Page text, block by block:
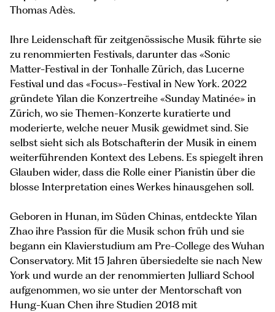
Thomas Adès.
Ihre Leidenschaft für zeitgenössische Musik führte sie
zu renommierten Festivals, darunter das «Sonic
Matter-Festival in der Tonhalle Zürich, das Lucerne
Festival und das «Focus»-Festival in New York. 2022
gründete Yilan die Konzertreihe «Sunday Matinée» in
Zürich, wo sie Themen-Konzerte kuratierte und
moderierte, welche neuer Musik gewidmet sind. Sie
selbst sieht sich als Botschafterin der Musik in einem
weiterführenden Kontext des Lebens. Es spiegelt ihren
Glauben wider, dass die Rolle einer Pianistin über die
blosse Interpretation eines Werkes hinausgehen soll.
Geboren in Hunan, im Süden Chinas, entdeckte Yilan
Zhao ihre Passion für die Musik schon früh und sie
begann ein Klavierstudium am Pre-College des Wuhan
Conservatory. Mit 15 Jahren übersiedelte sie nach New
York und wurde an der renommierten Julliard School
aufgenommen, wo sie unter der Mentorschaft von
Hung-Kuan Chen ihre Studien 2018 mit